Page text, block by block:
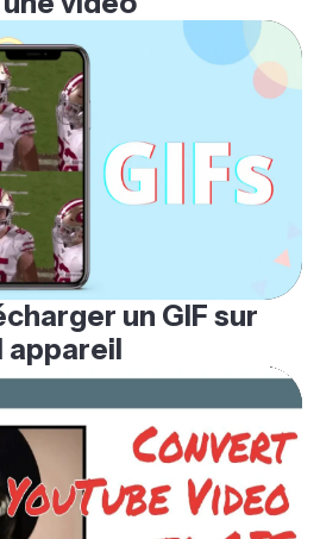
un GIF sur